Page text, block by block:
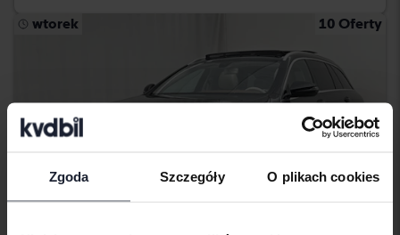
Zgoda Szczegóły O plikach cookies
wtorek 10 Oferty